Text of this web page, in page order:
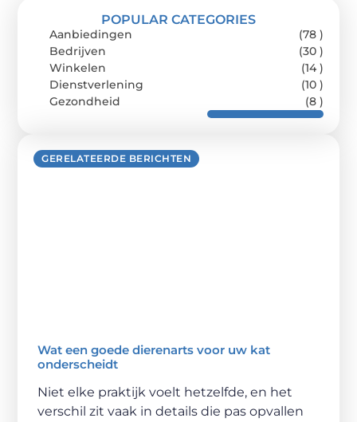
GERELATEERDE BERICHTEN
Wat een goede dierenarts voor uw kat
onderscheidt
Niet elke praktijk voelt hetzelfde, en het
verschil zit vaak in details die pas opvallen
POPULAR CATEGORIES
Aanbiedingen
(78 )
Bedrijven
(30 )
Winkelen
(14 )
Dienstverlening
(10 )
Gezondheid
(8 )